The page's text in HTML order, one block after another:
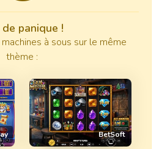
de panique !
à sous sur le même
thème :
BetSoft